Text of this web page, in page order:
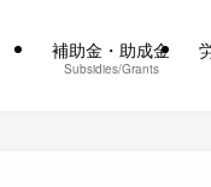
補助金・助成金
Subsidies/Grants